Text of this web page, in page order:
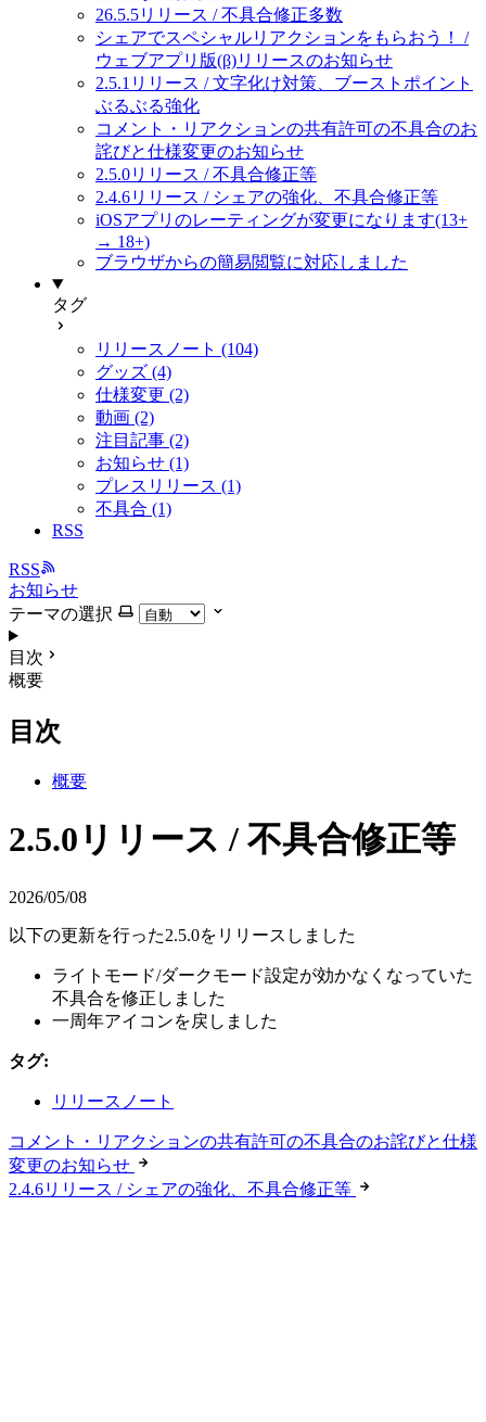
26.5.5リリース / 不具合修正多数
シェアでスペシャルリアクションをもらおう！ /
ウェブアプリ版(β)リリースのお知らせ
2.5.1リリース / 文字化け対策、ブーストポイント
ぶるぶる強化
コメント・リアクションの共有許可の不具合のお
詫びと仕様変更のお知らせ
2.5.0リリース / 不具合修正等
2.4.6リリース / シェアの強化、不具合修正等
iOSアプリのレーティングが変更になります(13+
→ 18+)
ブラウザからの簡易閲覧に対応しました
タグ
リリースノート (104)
グッズ (4)
仕様変更 (2)
動画 (2)
注目記事 (2)
お知らせ (1)
プレスリリース (1)
不具合 (1)
RSS
RSS
お知らせ
テーマの選択
目次
概要
目次
概要
2.5.0リリース / 不具合修正等
2026/05/08
以下の更新を行った2.5.0をリリースしました
ライトモード/ダークモード設定が効かなくなっていた
不具合を修正しました
一周年アイコンを戻しました
タグ:
リリースノート
コメント・リアクションの共有許可の不具合のお詫びと仕様
変更のお知らせ
2.4.6リリース / シェアの強化、不具合修正等